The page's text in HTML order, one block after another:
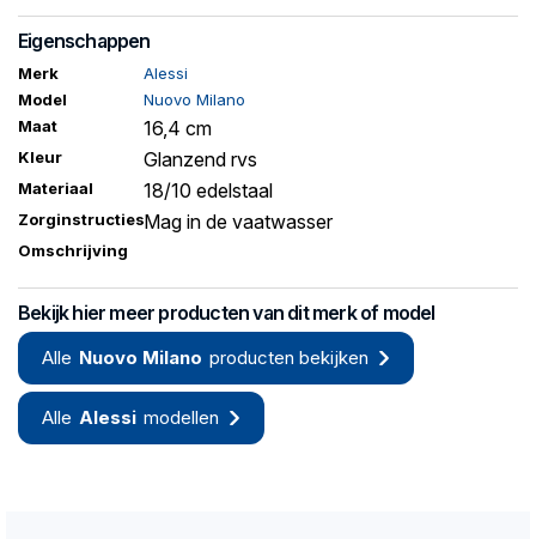
Eigenschappen
Merk
Alessi
Model
Nuovo Milano
Maat
16,4 cm
Kleur Glanzend rvs
Materiaal 18/10 edelstaal
ZorginstructiesMag in de vaatwasser
Omschrijving
Bekijk hier meer producten van dit merk of model
Alle Nuovo Milano producten bekijken
Alle Alessi modellen